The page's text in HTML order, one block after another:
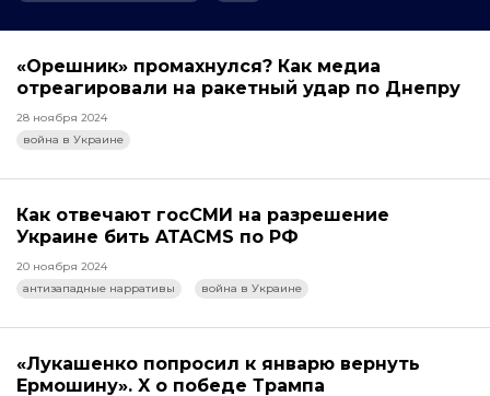
«Орешник» промахнулся? Как медиа
отреагировали на ракетный удар по Днепру
28 ноября 2024
война в Украине
Как отвечают госСМИ на разрешение
Украине бить ATACMS по РФ
20 ноября 2024
антизападные нарративы
война в Украине
«Лукашенко попросил к январю вернуть
Ермошину». X о победе Трампа